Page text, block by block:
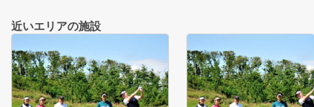
近いエリアの施設